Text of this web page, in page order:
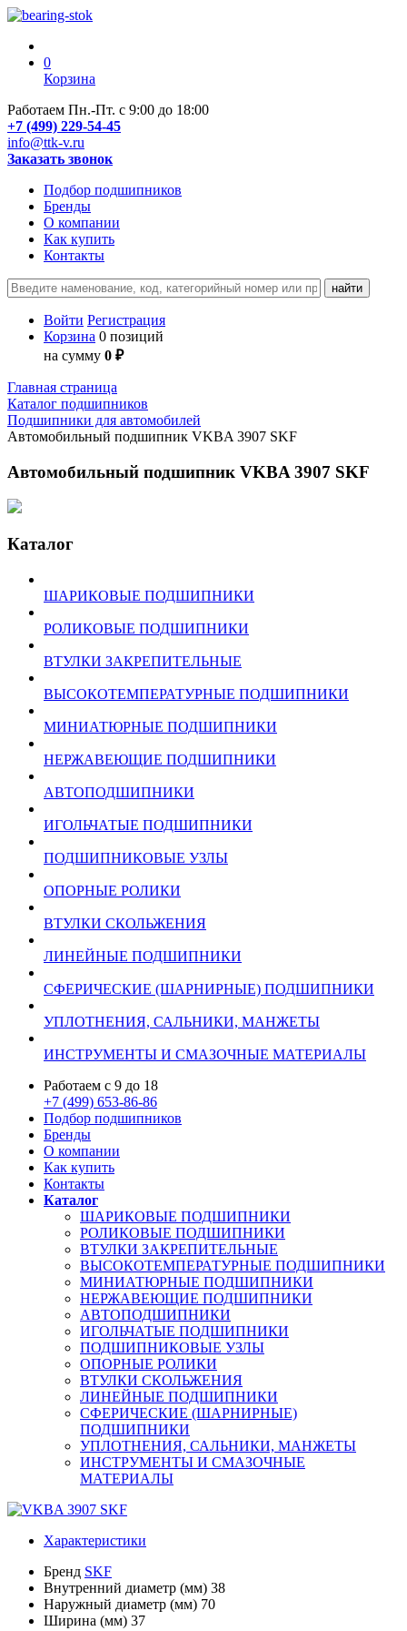
0
Корзина
Работаем Пн.-Пт. с 9:00 до 18:00
+7 (499) 229-54-45
info@ttk-v.ru
Заказать звонок
Подбор подшипников
Бренды
О компании
Как купить
Контакты
Войти Регистрация
Корзина 0 позиций
на сумму 0 ₽
Главная страница
Каталог подшипников
Подшипники для автомобилей
Автомобильный подшипник VKBA 3907 SKF
Автомобильный подшипник VKBA 3907 SKF
Каталог
ШАРИКОВЫЕ ПОДШИПНИКИ
РОЛИКОВЫЕ ПОДШИПНИКИ
ВТУЛКИ ЗАКРЕПИТЕЛЬНЫЕ
ВЫСОКОТЕМПЕРАТУРНЫЕ ПОДШИПНИКИ
МИНИАТЮРНЫЕ ПОДШИПНИКИ
НЕРЖАВЕЮЩИЕ ПОДШИПНИКИ
АВТОПОДШИПНИКИ
ИГОЛЬЧАТЫЕ ПОДШИПНИКИ
ПОДШИПНИКОВЫЕ УЗЛЫ
ОПОРНЫЕ РОЛИКИ
ВТУЛКИ СКОЛЬЖЕНИЯ
ЛИНЕЙНЫЕ ПОДШИПНИКИ
СФЕРИЧЕСКИЕ (ШАРНИРНЫЕ) ПОДШИПНИКИ
УПЛОТНЕНИЯ, САЛЬНИКИ, МАНЖЕТЫ
ИНСТРУМЕНТЫ И СМАЗОЧНЫЕ МАТЕРИАЛЫ
Работаем с 9 до 18
+7 (499) 653-86-86
Подбор подшипников
Бренды
О компании
Как купить
Контакты
Каталог
ШАРИКОВЫЕ ПОДШИПНИКИ
РОЛИКОВЫЕ ПОДШИПНИКИ
ВТУЛКИ ЗАКРЕПИТЕЛЬНЫЕ
ВЫСОКОТЕМПЕРАТУРНЫЕ ПОДШИПНИКИ
МИНИАТЮРНЫЕ ПОДШИПНИКИ
НЕРЖАВЕЮЩИЕ ПОДШИПНИКИ
АВТОПОДШИПНИКИ
ИГОЛЬЧАТЫЕ ПОДШИПНИКИ
ПОДШИПНИКОВЫЕ УЗЛЫ
ОПОРНЫЕ РОЛИКИ
ВТУЛКИ СКОЛЬЖЕНИЯ
ЛИНЕЙНЫЕ ПОДШИПНИКИ
СФЕРИЧЕСКИЕ (ШАРНИРНЫЕ)
ПОДШИПНИКИ
УПЛОТНЕНИЯ, САЛЬНИКИ, МАНЖЕТЫ
ИНСТРУМЕНТЫ И СМАЗОЧНЫЕ
МАТЕРИАЛЫ
Характеристики
Бренд SKF
Внутренний диаметр (мм) 38
Наружный диаметр (мм) 70
Ширина (мм) 37